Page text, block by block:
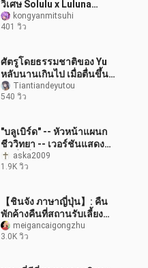
วิเศษ Solulu x Luluna
"Awakening Light"
"Despertar del SOL"
kongyanmitsuhi
401 วิว
ศัตรูโดยธรรมชาติของ Yu
หลับนานเกินไป เมื่อตื่นขึ้น
กังวลเกินไป และไม่ยอมรับ
ความจริงของความพ่ายแพ้
Tiantiandeyutou
540 วิว
"บลูเบิร์ด" -- หัวหน้าแผนก
ชีววิทยา -- เวอร์ชันแสดง
สดที่ดีที่สุด
aska2009
1.9K วิว
【ชินจัง ภาษาญี่ปุ่น】: คืน
พักค้างคืนที่สถานรับเลี้ยง
เด็กmeigancaigongzhu
3.0K วิว